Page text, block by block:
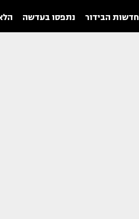
חדשות הבידור נתפסו בעדשה